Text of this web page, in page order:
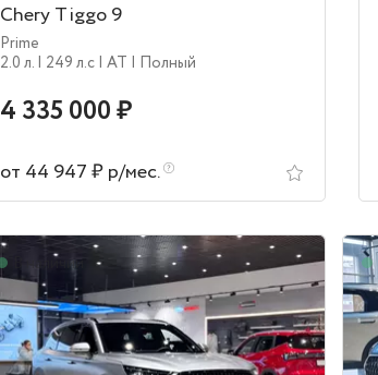
Chery Tiggo 9
Prime
2.0 л. | 249 л.c | AT | Полный
4 335 000 ₽
от 44 947 ₽ р/мес.
В наличии